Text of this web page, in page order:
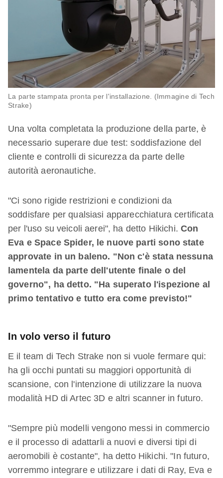
La parte stampata pronta per l'installazione. (Immagine di Tech
Strake)
Una volta completata la produzione della parte, è
necessario superare due test: soddisfazione del
cliente e controlli di sicurezza da parte delle
autorità aeronautiche.
"Ci sono rigide restrizioni e condizioni da
soddisfare per qualsiasi apparecchiatura certificata
per l'uso su veicoli aerei", ha detto Hikichi. Con
Eva e Space Spider, le nuove parti sono state
approvate in un baleno. "Non c'è stata nessuna
lamentela da parte dell'utente finale o del
governo", ha detto. "Ha superato l'ispezione al
primo tentativo e tutto era come previsto!"
In volo verso il futuro
E il team di Tech Strake non si vuole fermare qui:
ha gli occhi puntati su maggiori opportunità di
scansione, con l'intenzione di utilizzare la nuova
modalità HD di Artec 3D e altri scanner in futuro.
"Sempre più modelli vengono messi in commercio
e il processo di adattarli a nuovi e diversi tipi di
aeromobili è costante", ha detto Hikichi. "In futuro,
vorremmo integrare e utilizzare i dati di Ray, Eva e